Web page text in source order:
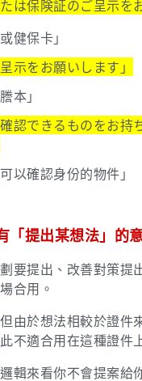
は保険証のご呈示を
健保卡」
示をお願いします」
本」
確認できるものをお持
以確認身份的物件」
「提出某想法」的
要提出、改善對策提
合用。
由於想法相較於證件
不適合用在這種證件
輯來看你不會提案給